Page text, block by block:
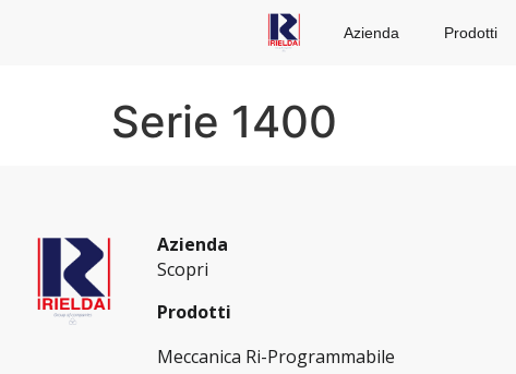
Azienda Prodotti
Serie 1400
Azienda
Scopri
Prodotti
Meccanica Ri-Programmabile